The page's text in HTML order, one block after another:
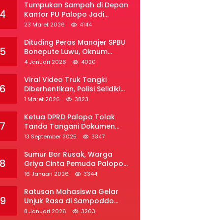
4
Tumpukan Sampah di Depan
Kantor PU Palopo Jadi
Sorotan, Warga Desak DLH
23 Maret 2026 4144
5
Dituding Peras Manajer SPBU
Bonepute Luwu, Oknum
Wartawan Angkat Bicara
4 Januari 2026 4020
6
Viral Video Truk Tangki
Diberhentikan, Polisi Selidiki
Dugaan Penyelundupan Solar
1 Maret 2026 3823
7
Ketua DPRD Palopo Tolak
Tanda Tangani Dokumen
Ranperda APBD Perubahan
13 September 2025 3347
8
Sumur Bor Rusak, Warga
Griya Cinta Pemuda Palopo
Desak Layanan Air Bersih
16 Januari 2026 3344
9
Ratusan Mahasiswa Gelar
Unjuk Rasa di Sampoddo
Palopo, Tuntut Pemekaran
8 Januari 2026 3263